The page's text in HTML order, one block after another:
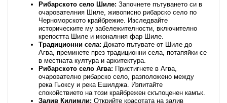
Рибарското село Шиле: Започнете пътуването си в
очарователния Шиле, живописно рибарско село по
Черноморското крайбрежие. Изследвайте
историческите му забележителности, включително
крепостта Шиле и иконалния фар Шиле.
Традиционни села: Докато пътувате от Шиле до
Агва, преминете през традиционни села, потапяйки се
в местната култура и архитектура.
Рибарското село Агва: Пристигнете в Агва,
очарователно рибарско село, разположено между
река Гьоксу и река Ешилджа. Изпитайте
спокойствието на този крайбрежен скъпоценен камък.
Залив Килимли: Открийте красотата на залив